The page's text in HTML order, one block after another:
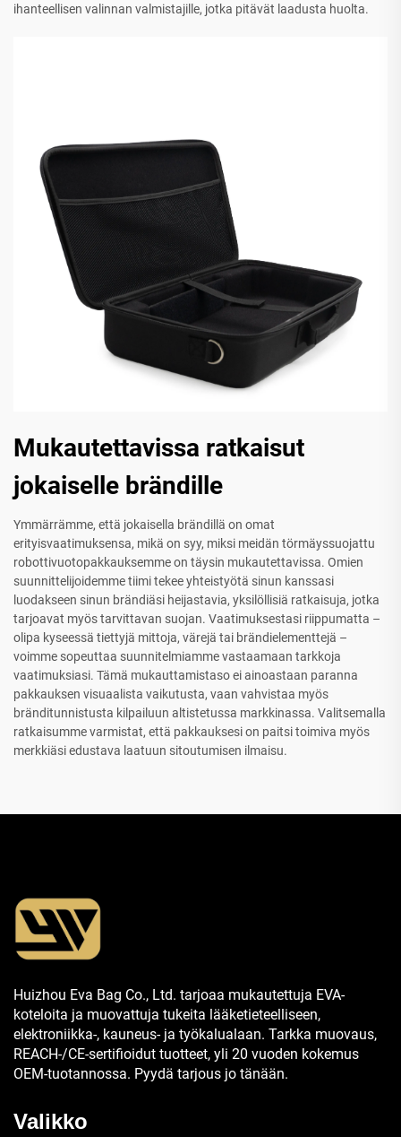
ihanteellisen valinnan valmistajille, jotka pitävät laadusta huolta.
Mukautettavissa ratkaisut
jokaiselle brändille
Ymmärrämme, että jokaisella brändillä on omat
erityisvaatimuksensa, mikä on syy, miksi meidän törmäyssuojattu
robottivuotopakkauksemme on täysin mukautettavissa. Omien
suunnittelijoidemme tiimi tekee yhteistyötä sinun kanssasi
luodakseen sinun brändiäsi heijastavia, yksilöllisiä ratkaisuja, jotka
tarjoavat myös tarvittavan suojan. Vaatimuksestasi riippumatta –
olipa kyseessä tiettyjä mittoja, värejä tai brändielementtejä –
voimme sopeuttaa suunnitelmiamme vastaamaan tarkkoja
vaatimuksiasi. Tämä mukauttamistaso ei ainoastaan paranna
pakkauksen visuaalista vaikutusta, vaan vahvistaa myös
bränditunnistusta kilpailuun altistetussa markkinassa. Valitsemalla
ratkaisumme varmistat, että pakkauksesi on paitsi toimiva myös
merkkiäsi edustava laatuun sitoutumisen ilmaisu.
Huizhou Eva Bag Co., Ltd. tarjoaa mukautettuja EVA-
koteloita ja muovattuja tukeita lääketieteelliseen,
elektroniikka-, kauneus- ja työkalualaan. Tarkka muovaus,
REACH-/CE-sertifioidut tuotteet, yli 20 vuoden kokemus
OEM-tuotannossa. Pyydä tarjous jo tänään.
Valikko